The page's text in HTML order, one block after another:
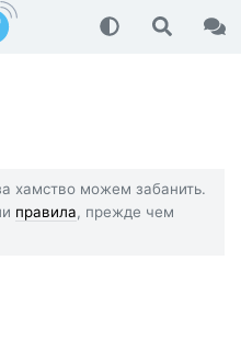
хамство можем забанить.
правила, прежде чем